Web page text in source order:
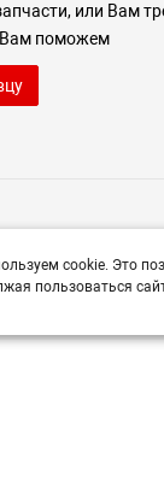
или Вам
Вам поможем
cookie. Это
пользоваться